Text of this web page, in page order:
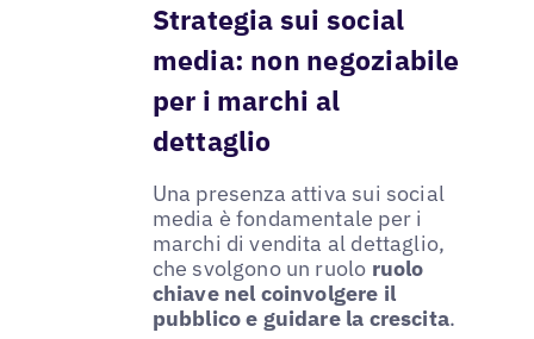
Strategia sui social
media: non negoziabile
per i marchi al
dettaglio
Una presenza attiva sui social
media è fondamentale per i
marchi di vendita al dettaglio,
che svolgono un ruolo ruolo
chiave nel coinvolgere il
pubblico e guidare la crescita.